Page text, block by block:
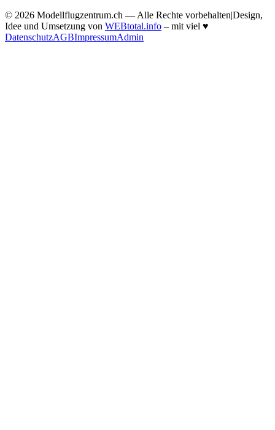
© 2026 Modellflugzentrum.ch — Alle Rechte vorbehalten|Design,
Idee und Umsetzung von WEBtotal.info – mit viel ♥
DatenschutzAGBImpressumAdmin